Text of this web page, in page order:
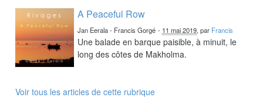
A Peaceful Row
Jan Eerala - Francis Gorgé - 11 mai 2019, par Francis
Une balade en barque paisible, à minuit, le
long des côtes de Makholma.
Voir tous les articles de cette rubrique